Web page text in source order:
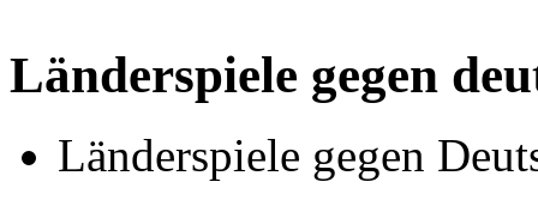
Länderspiele gegen
Länderspiele gegen